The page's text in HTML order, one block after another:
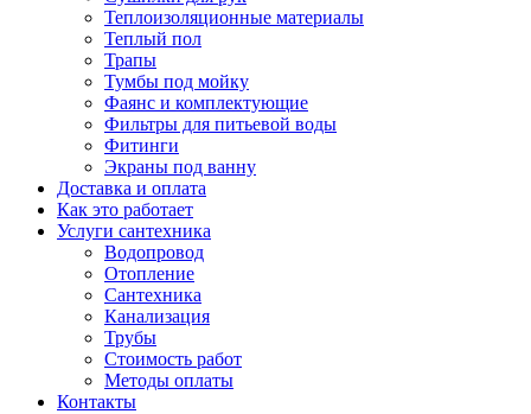
Теплоизоляционные материалы
Теплый пол
Трапы
Тумбы под мойку
Фаянс и комплектующие
Фильтры для питьевой воды
Фитинги
Экраны под ванну
Доставка и оплата
Как это работает
Услуги сантехника
Водопровод
Отопление
Сантехника
Канализация
Трубы
Стоимость работ
Методы оплаты
Контакты